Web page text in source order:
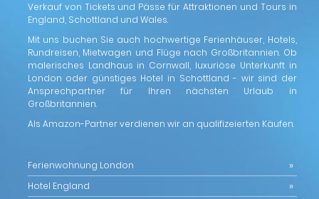
Verkauf von Tickets und Pässe für Attraktionen und Tours in
England, Schottland und Wales.
Mit uns buchen Sie auch hochwertige Ferienhäuser, Hotels,
Rundreisen, Mietwagen und Flüge nach Großbritannien. Ob
malerisches Landhaus in Cornwall, luxuriöse Unterkunft in
London oder günstiges Hotel in Schottland - wir sind der
Ansprechpartner für Ihren nächsten Urlaub in
Großbritannien.
Als Amazon-Partner verdienen wir an qualifizeierten Käufen.
Ferienwohnung London
Hotel England